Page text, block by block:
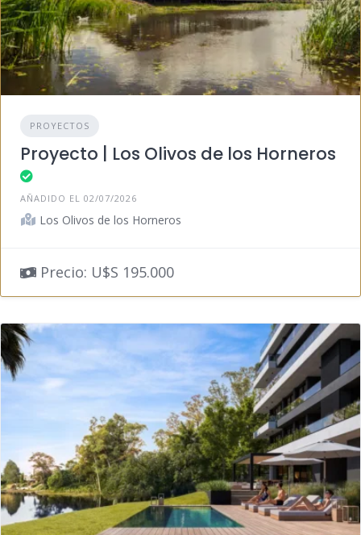
PROYECTOS
Proyecto | Los Olivos de los Horneros
AÑADIDO EL 02/07/2026
Los Olivos de los Horneros
Precio: U$S 195.000